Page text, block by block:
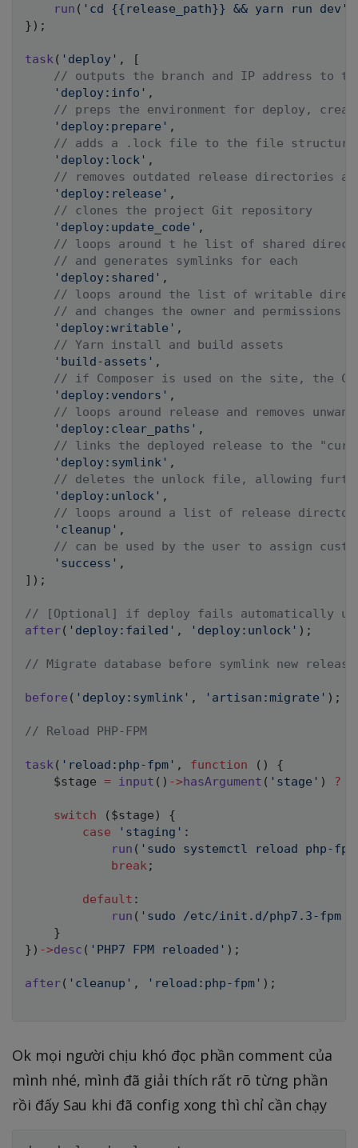
run ( 'cd {{release_path}} && yarn run dev'
} ) ;
task( 'deploy' ,
[
// outputs the branch and IP address to
'deploy:info' ,
// preps the environment for deploy,
'deploy:prepare' ,
// adds a .lock file to the file structure to
'deploy:lock' ,
// removes outdated release directories
'deploy:release' ,
// clones the project Git repository
'deploy:update_code' ,
// loops around t he list of shared
// and generates symlinks for each
'deploy:shared' ,
// loops around the list of writable
// and changes the owner and
'deploy:writable' ,
// Yarn install and build assets
'build-assets' ,
// if Composer is used on the site, the
'deploy:vendors' ,
// loops around release and removes
'deploy:clear_paths' ,
// links the deployed release to the
'deploy:symlink' ,
// deletes the unlock file, allowing
'deploy:unlock' ,
// loops around a list of release
'cleanup' ,
// can be used by the user to assign
'success' ,
] ) ;
// [Optional] if deploy fails automatically
after( 'deploy:failed' , 'deploy:unlock' ) ;
// Migrate database before symlink new
before ( 'deploy:symlink' , 'artisan:migrate' ) ;
// Reload PHP-FPM
task( 'reload:php-fpm' , function ( )
{
$stage = input ( ) ->hasArgument ( 'stage' ) ?
switch ( $stage )
{
case
'staging' :
run ( 'sudo systemctl reload php-
break;
default :
run ( 'sudo /etc/init.d/php7.3-fpm
}
} ) ->desc ( 'PHP7 FPM reloaded' ) ;
after( 'cleanup' , 'reload:php-fpm' ) ;
Ok mọi người chịu khó đọc phần comment của
mình nhé, mình đã giải thích rất rõ từng phần
rồi đấy Sau khi đã config xong thì chỉ cần chạy